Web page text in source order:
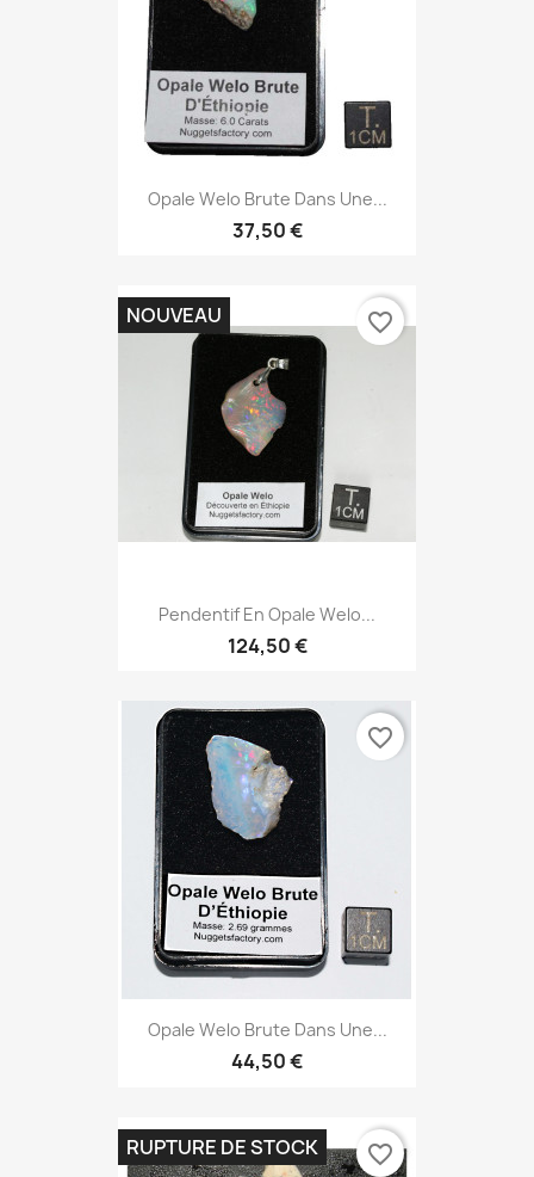
Opale Welo Brute Dans Une...
37,50 €
Pendentif En Opale Welo...
124,50 €
NOUVEAU favorite_border
Opale Welo Brute Dans Une...
44,50 €
favorite_border
RUPTURE DE STOCK favorite_border